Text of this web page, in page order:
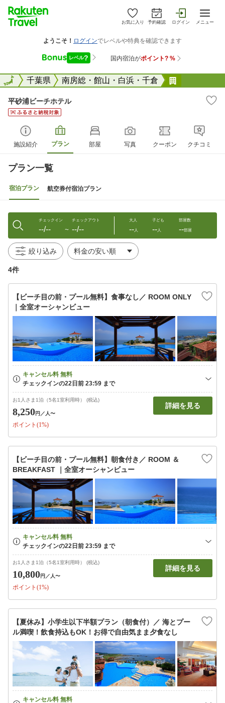
お気に入り 予約確認 ログイン メニュー
全国千葉県 南房総・館山・白浜・千倉
全国
平砂浦ビーチホテル
施設紹介 プラン 部屋 写真 クーポン クチコミ
プラン一覧
宿泊プラン 航空券付宿泊プラン
チェックイン
--/-- 〜
チェックアウト
--/--
大人
--人
子ども
--人
部屋数
--部屋
絞り込み
4件
【ビーチ目の前・プール無料】食事なし／ ROOM ONLY
｜全室オーシャンビュー
お1人さま1泊（5名1室利用時） (税込)
8,250円 ／人〜
ポイント(1%)
詳細を見る
【ビーチ目の前・プール無料】朝食付き／ ROOM ＆
BREAKFAST ｜全室オーシャンビュー
お1人さま1泊（5名1室利用時） (税込)
10,800円 ／人〜
ポイント(1%)
詳細を見る
【夏休み】小学生以下半額プラン（朝食付）／ 海とプー
ル満喫！飲食持込もOK！お得で自由気まま夕食なし